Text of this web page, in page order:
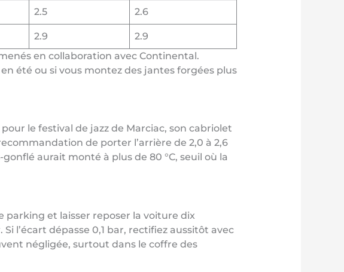
2.5 2.6
2.9
2.9
en collaboration avec Continental.
été ou si vous montez des jantes forgées plus
le festival de jazz de Marciac, son cabriolet
de porter l’arrière de 2,0 à 2,6
aurait monté à plus de 80 °C, seuil où la
parking et laisser reposer la voiture dix
l’écart dépasse 0,1 bar, rectifiez aussitôt avec
négligée, surtout dans le coffre des